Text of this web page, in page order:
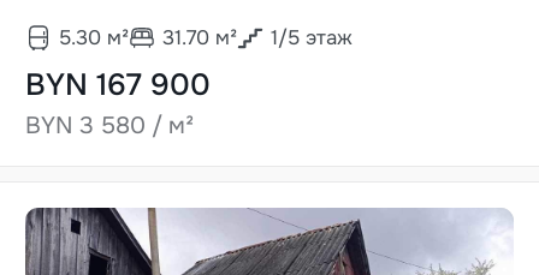
5.30м² 31.70м² 1/5этаж
BYN 167 900
BYN 3 580 / м²